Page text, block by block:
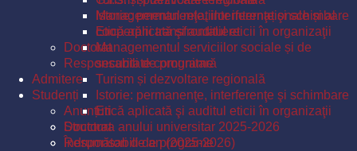
Istorie: permanenţe, interferenţe şi schimbare
Etică aplicată şi auditul eticii în organizaţii
Doctorat
Responsabili de programe
Admitere
Studenți
Anunțuri
Structura anului universitar 2025-2026
Îndrumători de an (2025-2026)
Managementul relațiilor internaționale și al
cooperării transfrontaliere
Managementul serviciilor sociale și de
securitate comunitară
Turism și dezvoltare regională
Istorie: permanenţe, interferenţe şi schimbare
Etică aplicată şi auditul eticii în organizaţii
Doctorat
Responsabili de programe